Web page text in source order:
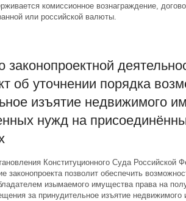
комиссионное вознаграждение,
или российской валюты.
законопроектной
об уточнении порядка
изъятие недвижимого
нужд на
Конституционного Суда Российской
законопроекта позволит обеспечить
изымаемого имущества права на
за принудительное изъятие